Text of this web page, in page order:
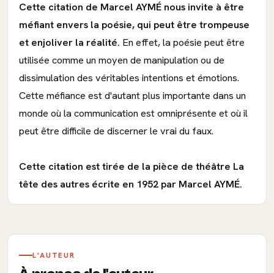
Cette citation de Marcel AYMÉ nous invite à être
méfiant envers la poésie, qui peut être trompeuse
et enjoliver la réalité. En effet, la poésie peut être
utilisée comme un moyen de manipulation ou de
dissimulation des véritables intentions et émotions.
Cette méfiance est d'autant plus importante dans un
monde où la communication est omniprésente et où il
peut être difficile de discerner le vrai du faux.
Cette citation est tirée de la pièce de théâtre La
tête des autres écrite en 1952 par Marcel AYMÉ.
L'AUTEUR